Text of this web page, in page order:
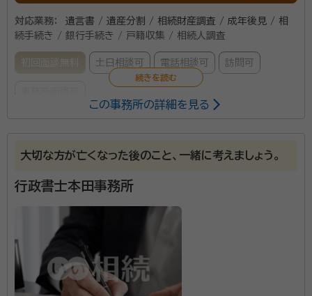
対応業務：
遺言書 / 遺産分割 / 相続財産調査 / 成年後見 / 相
続手続き / 銀行手続き / 戸籍収集 / 相続人調査
初回面談無料 土日相談可 電話相談可 訪問可
渡邊 勇人（わたなべ はやと）
特定行政書士、申請取次及び出張
ンナー
事務所口コミ（抜粋）：
満足度 4.0
遺言作成サポート、任意後見契約、見守り契約や死後事
この事務所の詳細を見る
大切な方が亡くなった後のこと、一緒に考えましょう。
行政書士本田事務所